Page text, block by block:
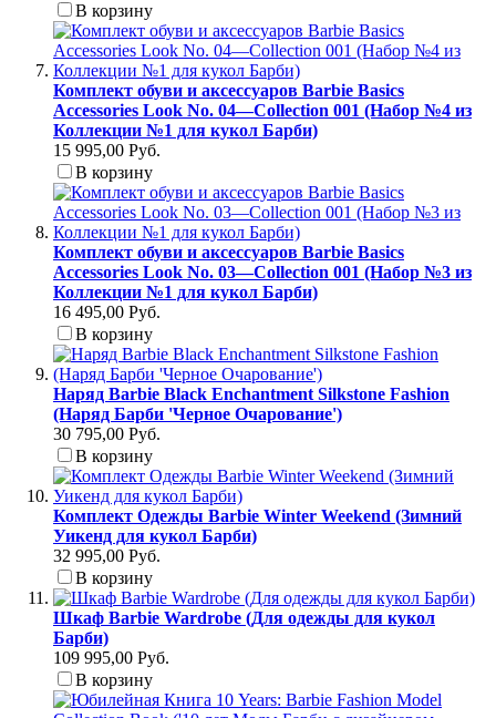
В корзину
Комплект обуви и аксессуаров Barbie Basics
Accessories Look No. 04—Collection 001 (Набор №4 из
Коллекции №1 для кукол Барби)
15 995,00 Руб.
В корзину
Комплект обуви и аксессуаров Barbie Basics
Accessories Look No. 03—Collection 001 (Набор №3 из
Коллекции №1 для кукол Барби)
16 495,00 Руб.
В корзину
Наряд Barbie Black Enchantment Silkstone Fashion
(Наряд Барби 'Черное Очарование')
30 795,00 Руб.
В корзину
Комплект Одежды Barbie Winter Weekend (Зимний
Уикенд для кукол Барби)
32 995,00 Руб.
В корзину
Шкаф Barbie Wardrobe (Для одежды для кукол
Барби)
109 995,00 Руб.
В корзину